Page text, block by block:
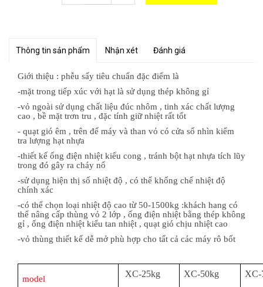
Thông tin sản phẩm Nhận xét Đánh giá
Giới thiệu : phễu sấy tiêu chuẩn đặc điểm là
-mặt trong tiếp xúc với hạt là sử dụng thép không gỉ
-vỏ ngoài sử dụng chất liệu đúc nhôm , tinh xác chất lượng
cao , bề mặt trơn tru , đặc tính giữ nhiệt rất tốt
- quạt gió êm , trên đế máy và than vỏ có cửa sổ nhìn kiểm
tra lượng hạt nhựa
-thiết kế ống điện nhiệt kiểu cong , tránh bột hạt nhựa tích lũy
trong đó gây ra cháy nổ
-sử dụng hiện thị số nhiệt độ , có thể khống chế nhiệt độ
chính xác
-có thể chọn loại nhiệt độ cao từ 50-1500kg :khách hang có
thể nâng cấp thùng vỏ 2 lớp , ống điện nhiệt bằng thép không
gỉ , ống điện nhiệt kiểu tan nhiệt , quạt gió chịu nhiệt cao
-vỏ thùng thiết kế dễ mở phù hợp cho tất cả các máy rô bốt
model XC-25kg XC-50kg XC-